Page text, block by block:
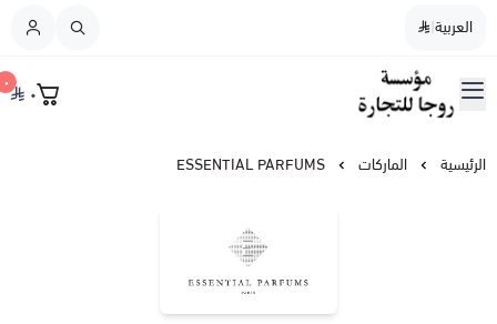
العربية|
مؤسسة روجا للتجارة
٠ ٠ القائمة الرئيسية
نسائيالرئيسية الماركات ESSENTIAL PARFUMS